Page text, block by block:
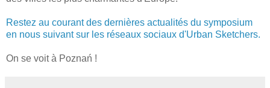
Restez au courant des dernières actualités du symposium
en nous suivant sur les réseaux sociaux d'Urban Sketchers.
On se voit à Poznań !